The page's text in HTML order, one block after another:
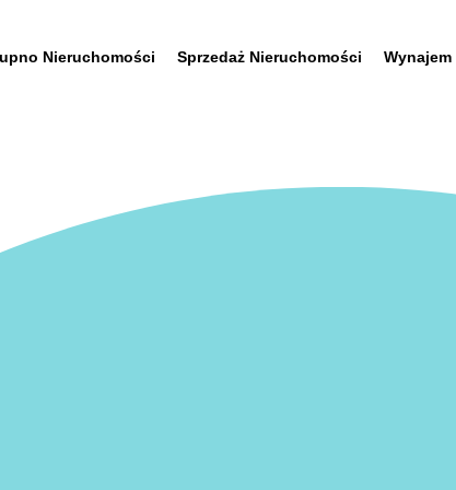
Nieruchomości Sprzedaż Nieruchomości Wynajem